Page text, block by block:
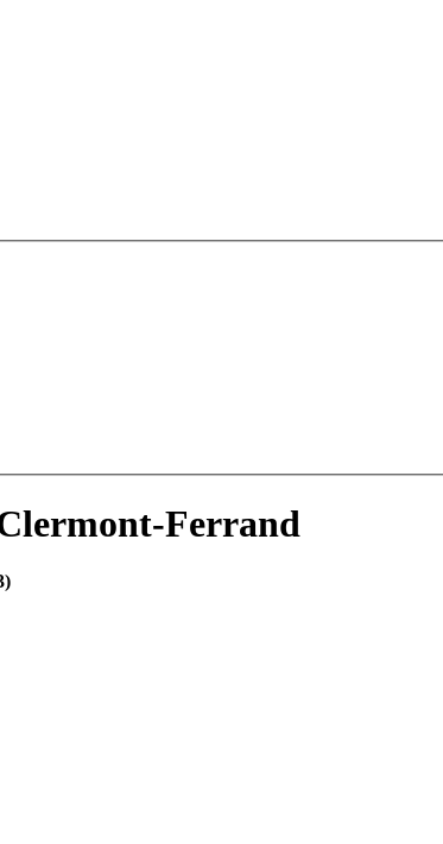
Ferrand